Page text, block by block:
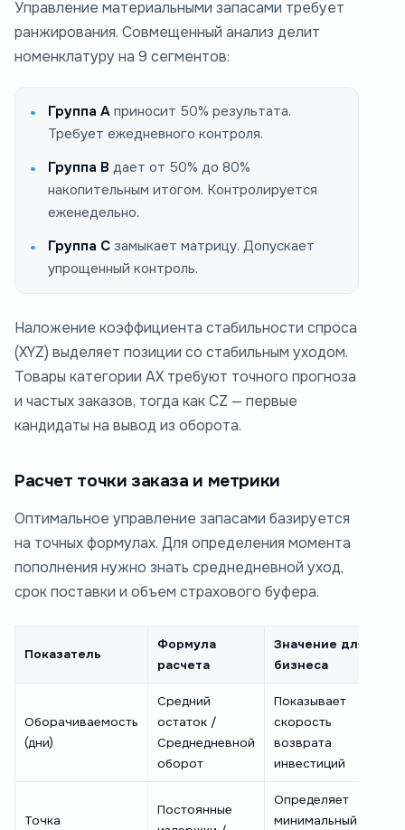
Управление материальными запасами требует
ранжирования. Совмещенный анализ делит
номенклатуру на 9 сегментов:
Группа А приносит 50% результата.
Требует ежедневного контроля.
Группа В дает от 50% до 80%
накопительным итогом. Контролируется
еженедельно.
Группа С замыкает матрицу. Допускает
упрощенный контроль.
Наложение коэффициента стабильности спроса
(XYZ) выделяет позиции со стабильным уходом.
Товары категории AX требуют точного прогноза
и частых заказов, тогда как CZ — первые
кандидаты на вывод из оборота.
Расчет точки заказа и метрики
Оптимальное управление запасами базируется
на точных формулах. Для определения момента
пополнения нужно знать среднедневной уход,
срок поставки и объем страхового буфера.
Показатель
Формула
расчета
Значение для
бизнеса
Оборачиваемость
(дни)
Средний
остаток /
Среднедневной
оборот
Показывает
скорость
возврата
инвестиций
Точка
Постоянные
Определяет
минимальный